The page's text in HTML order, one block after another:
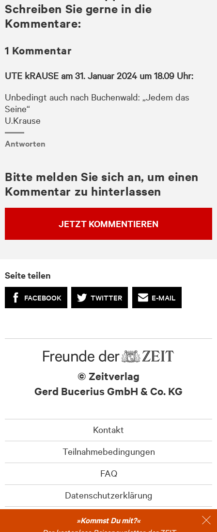
Schreiben Sie gerne in die
Kommentare:
1 Kommentar
UTE kRAUSE am 31. Januar 2024 um 18.09 Uhr:
Unbedingt auch nach Buchenwald: „Jedem das
Seine“
U.Krause
Antworten
Bitte melden Sie sich an, um einen
Kommentar zu hinterlassen
JETZT KOMMENTIEREN
Seite teilen
FACEBOOK TWITTER E-MAIL
»Kommst Du mit?«
© Zeitverlag
Gerd Bucerius GmbH & Co. KG
Kontakt
Teilnahmebedingungen
FAQ
Datenschutzerklärung
Barrierefreiheitserklärung